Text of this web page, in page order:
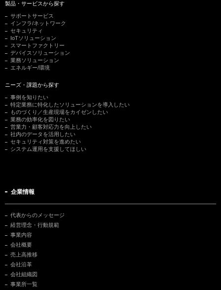
製品・サービスから探す
サポートサービス
インフラ/ネットワーク
セキュリティ
IoTソリューション
スマートファクトリー
デバイスソリューション
業務ソリューション
エネルギー/環境
ニーズ・課題から探す
事例を知りたい
特定業務に特化したソリューションを導入したい
ものづくり／生産現場をカイゼンしたい
業務の効率化を図りたい
営業力・顧客対応力を向上したい
社内のデータを活用したい
セキュリティ対策を進めたい
システム運用を支援してほしい
企業情報
代表からのメッセージ
経営理念・行動規範
事業内容
会社概要
売上高推移
会社沿革
会社組織図
事業所一覧